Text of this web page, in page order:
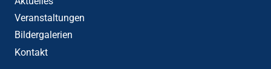
Veranstaltungen
Bildergalerien
Kontakt